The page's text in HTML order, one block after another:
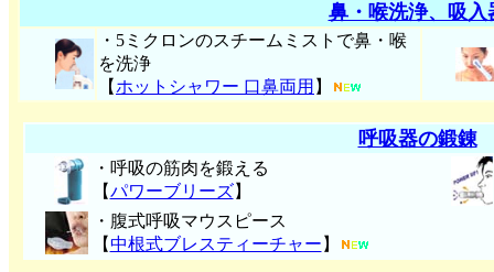
鼻・喉洗浄、吸入
・5ミクロンのスチームミストで鼻・喉
を洗浄
【 ホットシャワー 口鼻両用 】
呼吸器の鍛錬
・呼吸の筋肉を鍛える
【パワーブリーズ】
・腹式呼吸マウスピース
【中根式ブレスティーチャー 】